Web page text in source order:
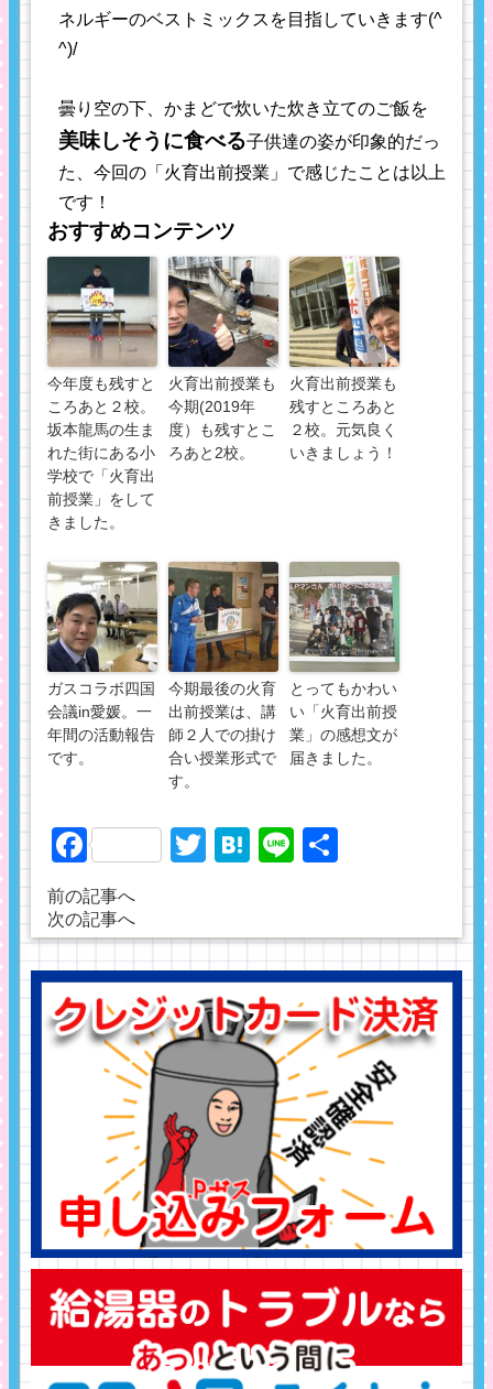
ネルギーのベストミックスを目指していきます(^
^)/
曇り空の下、かまどで炊いた炊き立てのご飯を
美味しそうに食べる子供達の姿が印象的だっ
た、今回の「火育出前授業」で感じたことは以上
です！
おすすめコンテンツ
今年度も残すと
ころあと２校。
坂本龍馬の生ま
れた街にある小
学校で「火育出
前授業」をして
きました。
火育出前授業も
今期(2019年
度）も残すとこ
ろあと2校。
火育出前授業も
残すところあと
２校。元気良く
いきましょう！
ガスコラボ四国
会議in愛媛。一
年間の活動報告
です。
今期最後の火育
出前授業は、講
師２人での掛け
合い授業形式で
す。
とってもかわい
い「火育出前授
業」の感想文が
届きました。
FacebookTwitter
Hatena
Line
前の記事へ
次の記事へ